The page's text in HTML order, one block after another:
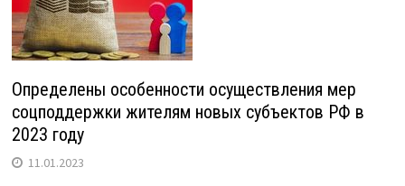
Определены особенности осуществления мер
соцподдержки жителям новых субъектов РФ в
2023 году
11.01.2023